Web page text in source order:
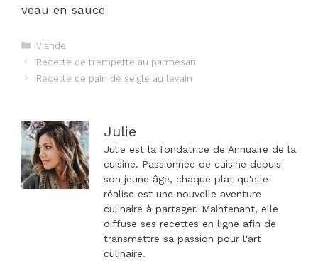
veau en sauce
Catégories
Viande
Navigation
des
Recette de trempette au parmesan
Recette de pain de seigle au levain
Julie
Julie est la fondatrice de Annuaire de la
cuisine. Passionnée de cuisine depuis
son jeune âge, chaque plat qu'elle
réalise est une nouvelle aventure
culinaire à partager. Maintenant, elle
diffuse ses recettes en ligne afin de
transmettre sa passion pour l'art
culinaire.